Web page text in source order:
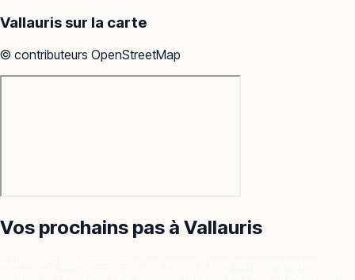
Vallauris sur la carte
© contributeurs OpenStreetMap
Vos prochains pas à Vallauris